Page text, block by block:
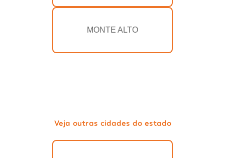
MONTE ALTO
Veja outras cidades do estado